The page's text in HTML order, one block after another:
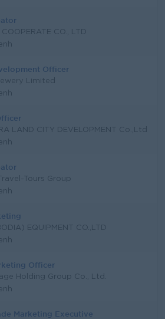
COOPERATE CO., LTD
Officer
Limited
LAND CITY DEVELOPMENT Co.,Ltd
Tours Group
EQUIPMENT CO.,LTD
Officer
Holding Group Co., Ltd.
Marketing Executive